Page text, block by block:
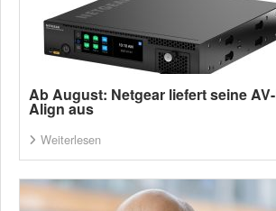
Ab August: Netgear liefert seine
Align aus
Weiterlesen